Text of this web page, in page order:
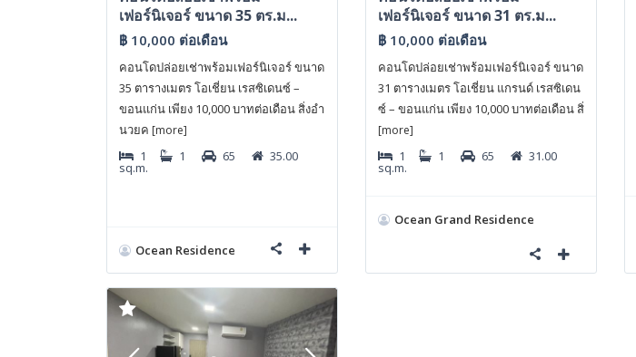
เฟอร์นิเจอร์ ขนาด 35 ตร.ม...
฿ 10,000 ต่อเดือน
คอนโดปล่อยเช่าพร้อมเฟอร์นิเจอร์ ขนาด
35 ตารางเมตร โอเชี่ยน เรสซิเดนซ์ –
ขอนแก่น เพียง 10,000 บาทต่อเดือน สิ่งอำ
นวยค [more]
1 1 65 35.00
sq.m.
Ocean Residence
เฟอร์นิเจอร์ ขนาด 31 ตร.ม...
฿ 10,000 ต่อเดือน
คอนโดปล่อยเช่าพร้อมเฟอร์นิเจอร์ ขนาด
31 ตารางเมตร โอเชี่ยน แกรนด์ เรสซิเดน
ซ์ – ขอนแก่น เพียง 10,000 บาทต่อเดือน สิ่
[more]
1 1 65 31.00
sq.m.
Ocean Grand Residence